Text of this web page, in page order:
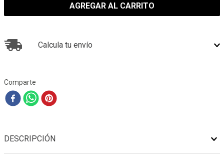
AGREGAR AL CARRITO
Calcula tu envío
Comparte
DESCRIPCIÓN